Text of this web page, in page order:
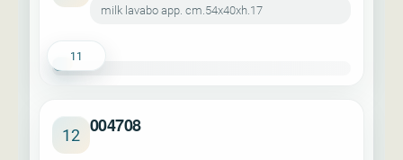
milk lavabo app. cm.54x40xh.17
11
12 004708